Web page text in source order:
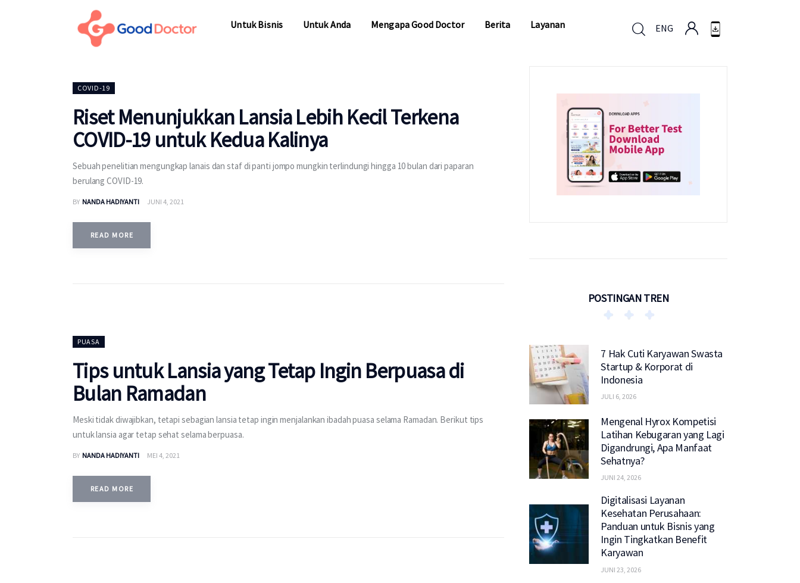
Untuk Bisnis Untuk Anda Mengapa Good Doctor Berita Layanan ENG
COVID-19
Riset Menunjukkan Lansia Lebih Kecil Terkena
COVID-19 untuk Kedua Kalinya
Sebuah penelitian mengungkap lanais dan staf di panti jompo mungkin terlindungi hingga 10 bulan dari paparan
berulang COVID-19.
BY NANDA HADIYANTI JUNI 4, 2021
READ MORE
PUASA
Tips untuk Lansia yang Tetap Ingin Berpuasa di
Bulan Ramadan
Meski tidak diwajibkan, tetapi sebagian lansia tetap ingin menjalankan ibadah puasa selama Ramadan. Berikut tips
untuk lansia agar tetap sehat selama berpuasa.
BY NANDA HADIYANTI MEI 4, 2021
READ MORE
POSTINGAN TREN
7 Hak Cuti Karyawan Swasta
Startup & Korporat di
Indonesia
JULI 6, 2026
Mengenal Hyrox Kompetisi
Latihan Kebugaran yang Lagi
Digandrungi, Apa Manfaat
Sehatnya?
JUNI 24, 2026
Digitalisasi Layanan
Kesehatan Perusahaan:
Panduan untuk Bisnis yang
Ingin Tingkatkan Benefit
Karyawan
JUNI 23, 2026